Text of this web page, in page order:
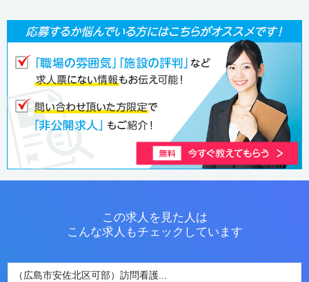
この求人を見た人は
こんな求人もチェックしています
（広島市安佐北区可部）訪問看護...